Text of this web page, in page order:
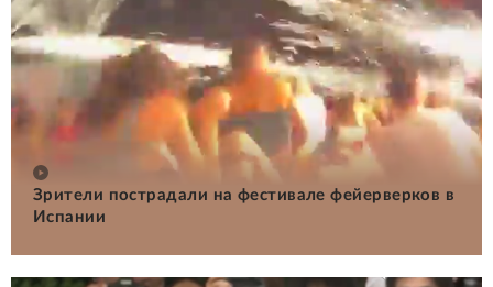
Зрители пострадали на фестивале фейерверков в
Испании